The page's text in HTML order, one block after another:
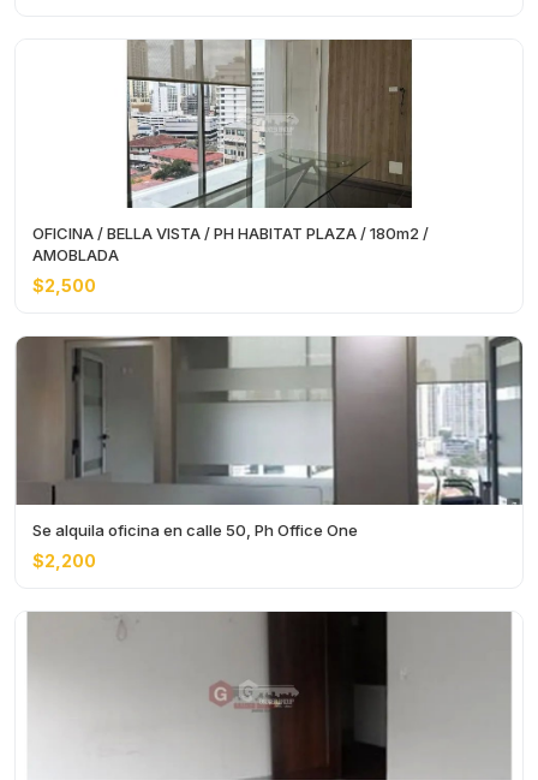
OFICINA / BELLA VISTA / PH HABITAT PLAZA / 180m2 /
AMOBLADA
$2,500
Se alquila oficina en calle 50, Ph Office One
$2,200